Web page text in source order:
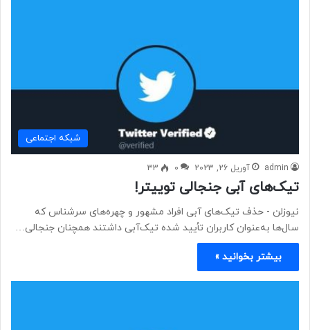
شبكه اجتماعی
admin آوریل 26, 2023 0
33
تیک‌های آبی جنجالی توییتر!
نیوزلن - حذف تیک‌های آبی افراد مشهور و چهره‌های سرشناس که
سال‌ها به‌عنوان کاربران تأیید شده تیک‌آبی داشتند همچنان جنجالی…
بیشتر بخوانید »